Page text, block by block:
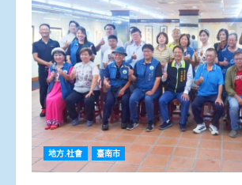
地方.社會 臺南市